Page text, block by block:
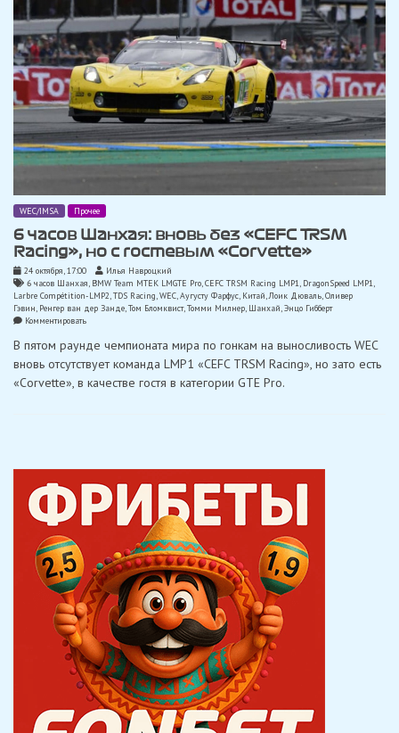
WEC/IMSA Прочее
6 часов Шанхая: вновь без «CEFC TRSM
Racing», но с гостевым «Corvette»
24 октября, 17:00
Илья Навроцкий
6 часов Шанхая, BMW Team MTEK LMGTE Pro,CEFC TRSM Racing LMP1, DragonSpeed LMP1
Larbre Compétition-LMP2,TDS Racing,WEC,Аугусту Фарфус, Китай,Лоик Дюваль,Оливер
Гэвин, Ренгер ван дер Занде,Том Бломквист,Томми Милнер, Шанхай,Энцо Гибберт
Комментироватьon
часов
вновь
без
«Corvette»
В пятом раунде чемпионата мира по гонкам на выносливость WEC
вновь отсутствует команда LMP1 «CEFC TRSM Racing», но зато есть
«Corvette», в качестве гостя в категории GTE Pro.